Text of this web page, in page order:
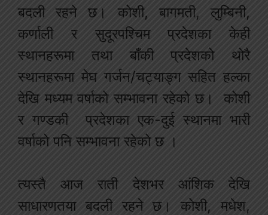
बदली रहने छ। कोशी, बागमती, लुम्बिनी,
कर्णाली र सुदूरपश्चिम प्रदेशका केही
स्थानहरूमा तथा बाँकी प्रदेशको थोरै
स्थानहरूमा मेघ गर्जन/चट्याङ्ग सहित हल्का
देखि मध्यम वर्षाको सम्भावना रहेको छ। कोशी
र गण्डकी प्रदेशका एक-दुई स्थानमा भारी
वर्षाको पनि सम्भावना रहेको छ ।
त्यस्तै आज राती देशभर आंशिक देखि
साधारणतया बदली रहने छ। कोशी, मधेश,